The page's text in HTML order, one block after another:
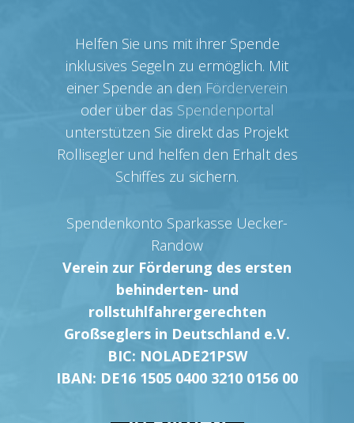
Helfen Sie uns mit ihrer Spende
inklusives Segeln zu ermöglich. Mit
einer Spende an den Förderverein
oder über das Spendenportal
unterstützen Sie direkt das Projekt
Rollisegler und helfen den Erhalt des
Schiffes zu sichern.
Spendenkonto Sparkasse Uecker-
Randow
Verein zur Förderung des ersten
behinderten- und
rollstuhlfahrergerechten
Großseglers in Deutschland e.V.
BIC: NOLADE21PSW
IBAN: DE16 1505 0400 3210 0156 00